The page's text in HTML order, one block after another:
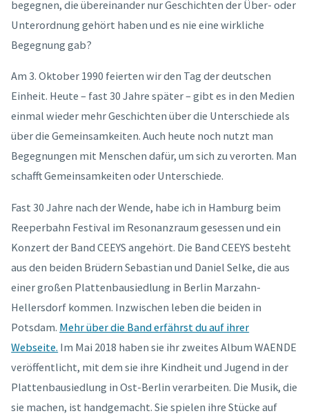
begegnen, die übereinander nur Geschichten der Über- oder
Unterordnung gehört haben und es nie eine wirkliche
Begegnung gab?
Am 3. Oktober 1990 feierten wir den Tag der deutschen
Einheit. Heute – fast 30 Jahre später – gibt es in den Medien
einmal wieder mehr Geschichten über die Unterschiede als
über die Gemeinsamkeiten. Auch heute noch nutzt man
Begegnungen mit Menschen dafür, um sich zu verorten. Man
schafft Gemeinsamkeiten oder Unterschiede.
Fast 30 Jahre nach der Wende, habe ich in Hamburg beim
Reeperbahn Festival im Resonanzraum gesessen und ein
Konzert der Band CEEYS angehört. Die Band CEEYS besteht
aus den beiden Brüdern Sebastian und Daniel Selke, die aus
einer großen Plattenbausiedlung in Berlin Marzahn-
Hellersdorf kommen. Inzwischen leben die beiden in
Potsdam. Mehr über die Band erfährst du auf ihrer
Webseite. Im Mai 2018 haben sie ihr zweites Album WAENDE
veröffentlicht, mit dem sie ihre Kindheit und Jugend in der
Plattenbausiedlung in Ost-Berlin verarbeiten. Die Musik, die
sie machen, ist handgemacht. Sie spielen ihre Stücke auf